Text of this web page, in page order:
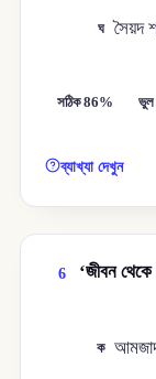
ঘ সৈয়দ
সঠিক 86%
ব্যাখ্যা দেখুন
6 ‘জীবন থেকে
ক